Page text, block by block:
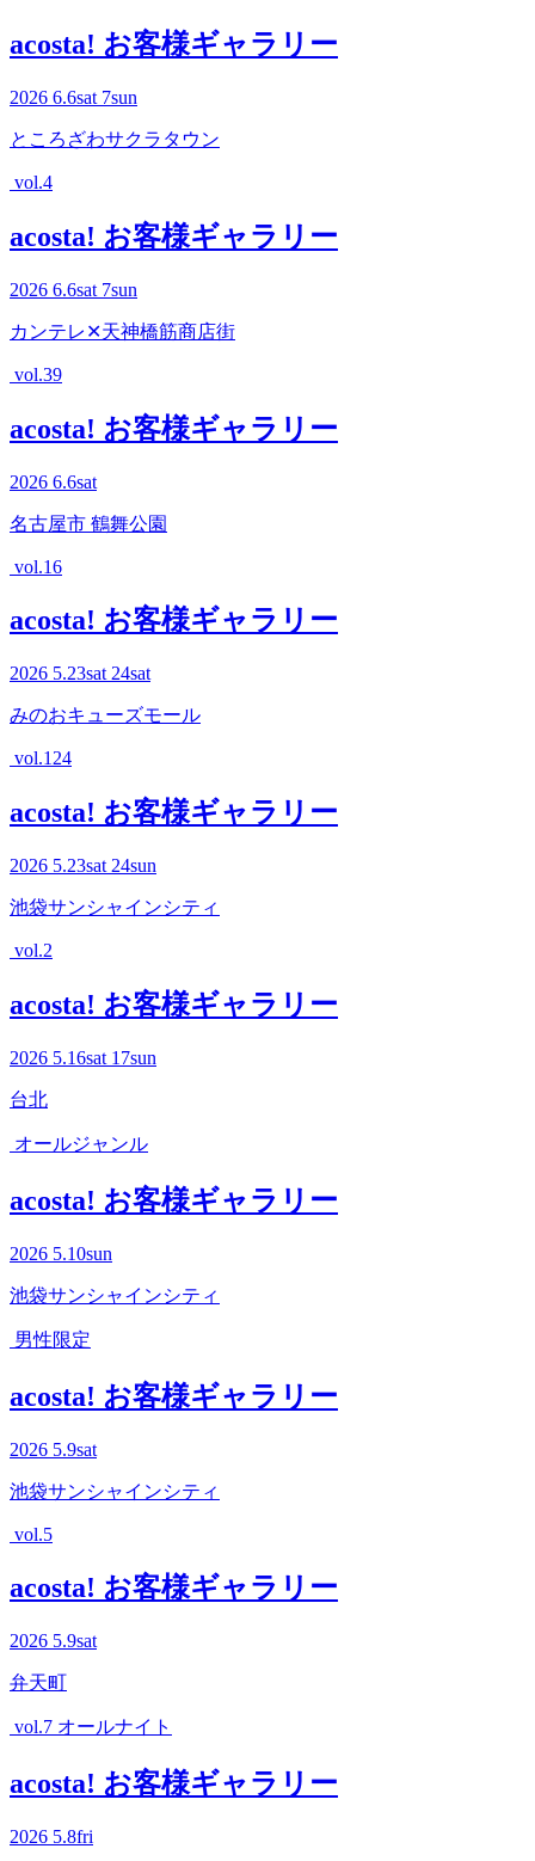
acosta! お客様ギャラリー
2026 6.6sat 7sun
ところざわサクラタウン
vol.4
acosta! お客様ギャラリー
2026 6.6sat 7sun
カンテレ✕天神橋筋商店街
vol.39
acosta! お客様ギャラリー
2026 6.6sat
名古屋市 鶴舞公園
vol.16
acosta! お客様ギャラリー
2026 5.23sat 24sat
みのおキューズモール
vol.124
acosta! お客様ギャラリー
2026 5.23sat 24sun
池袋サンシャインシティ
vol.2
acosta! お客様ギャラリー
2026 5.16sat 17sun
台北
オールジャンル
acosta! お客様ギャラリー
2026 5.10sun
池袋サンシャインシティ
男性限定
acosta! お客様ギャラリー
2026 5.9sat
池袋サンシャインシティ
vol.5
acosta! お客様ギャラリー
2026 5.9sat
弁天町
vol.7 オールナイト
acosta! お客様ギャラリー
2026 5.8fri